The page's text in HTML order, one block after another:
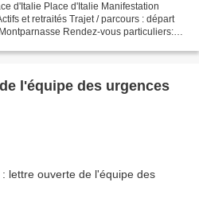
d'Italie Place d'Italie Manifestation
et retraités Trajet / parcours : départ
Rendez-vous particuliers:
l'équipe des urgences